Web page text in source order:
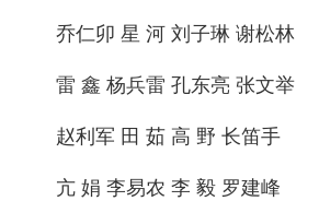
乔仁卯 星 河 刘子琳 谢松林
雷 鑫 杨兵雷 孔东亮 张文举
赵利军 田 茹 高 野 长笛手
亢 娟 李易农 李 毅 罗建峰